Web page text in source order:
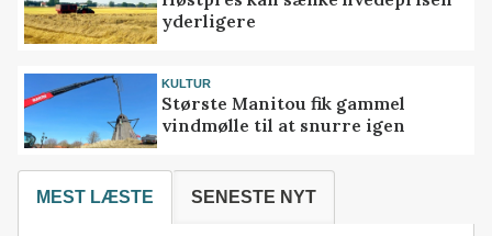
yderligere
KULTUR
Største Manitou fik gammel
vindmølle til at snurre igen
MEST LÆSTE SENESTE NYT